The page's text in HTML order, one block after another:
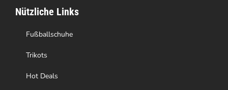
der
Produktseite
gewählt
werden
Nützliche Links
Fußballschuhe
Trikots
Hot Deals